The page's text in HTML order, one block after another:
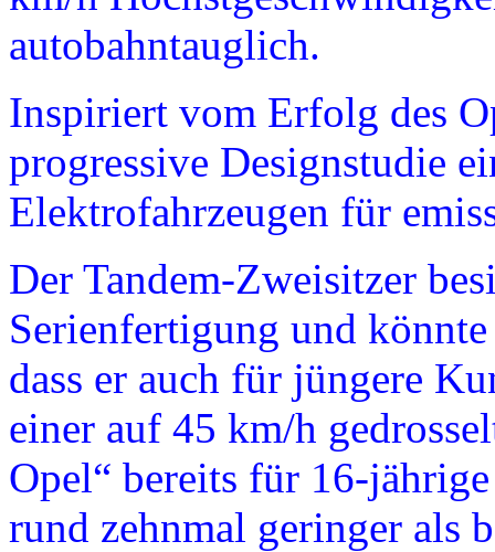
autobahntauglich.
Inspiriert vom Erfolg des
progressive Designstudie
Elektrofahrzeugen für
Der Tandem-Zweisitzer
Serienfertigung und
dass er auch für jüngere
einer auf 45 km/h
Opel“ bereits für 16-
rund zehnmal geringer als